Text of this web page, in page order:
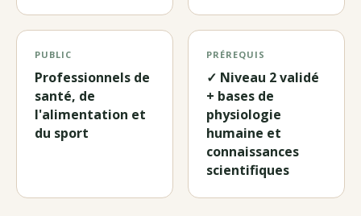
PUBLIC
Professionnels de
santé, de
l'alimentation et
du sport
PRÉREQUIS
✓ Niveau 2 validé
+ bases de
physiologie
humaine et
connaissances
scientifiques